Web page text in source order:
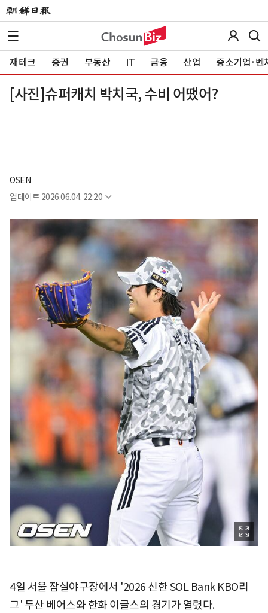
재테크 증권 부동산 IT 금융 산업 중소기업·벤
[사진]슈퍼캐치 박치국, 수비 어땠어?
OSEN
업데이트 2026.06.04. 22:20
4일 서울 잠실야구장에서 '2026 신한 SOL Bank KBO리
그' 두산 베어스와 한화 이글스의 경기가 열렸다.